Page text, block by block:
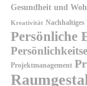
Gesundheit und
Kreativität Nachhaltiges
Persönliche
Projektmanagement